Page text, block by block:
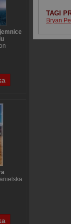
TAGI
Bryan